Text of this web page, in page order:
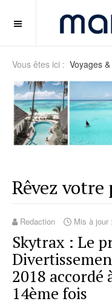
cara-setup-dual-monitor-
OFF CANVAS
Vous êtes ici : Voyages
Rêvez
Redaction Mis à jour
Skytrax : Le
2018 accordé
14ème fois